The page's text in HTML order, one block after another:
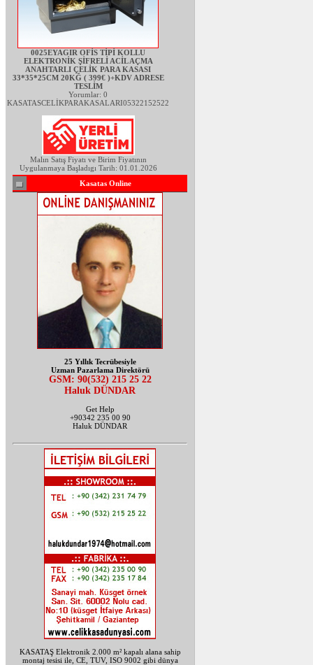
0025EYAGIR OFİS TİPİ KOLLU
ELEKTRONİK ŞİFRELİ ACİL AÇMA
ANAHTARLI ÇELİK PARA KASASI
33*35*25CM 20KĞ ( 399€ )+KDV ADRESE
TESLİM
Yorumlar: 0
KASATASCELİKPARAKASALARI05322152522
Malın Satış Fiyatı ve Birim Fiyatının
Uygulanmaya Başladıgı Tarih: 01.01.2026
Kasatas Online
25 Yıllık Tecrübesiyle
Uzman Pazarlama Direktörü
GSM: 90(532) 215 25 22
Haluk DÜNDAR
Get Help
+90342 235 00 90
Haluk DÜNDAR
KASATAŞ Elektronik 2.000 m² kapalı alana sahip
montaj tesisi ile, CE, TUV, ISO 9002 gibi dünya